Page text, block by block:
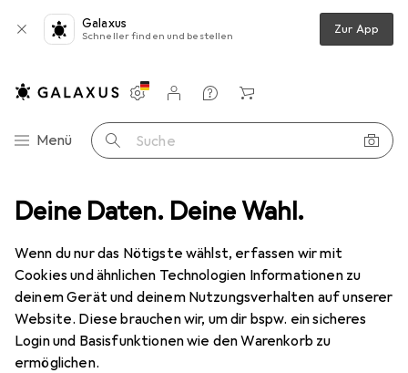
Deine Daten. Deine Wahl.
Wenn du nur das Nötigste wählst, erfassen wir mit
Cookies und ähnlichen Technologien Informationen zu
deinem Gerät und deinem Nutzungsverhalten auf unserer
Website. Diese brauchen wir, um dir bspw. ein sicheres
Login und Basisfunktionen wie den Warenkorb zu
ermöglichen.
Galaxus
Schneller finden und bestellen Zur App
Navigation nach Kategorien
Menü Suche
Einstellungen
Kundenkonto
Vergleichslisten
Merklisten
Warenkorb
+ Zubehör Veloschuhe Northwave Tailwhip Radschuhe
3 Bilder
NorthwaveTailwhip Radschuhe
39